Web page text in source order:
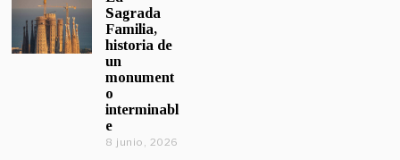
Sagrada
Familia,
historia de
un
monument
o
interminabl
e
8 junio, 2026